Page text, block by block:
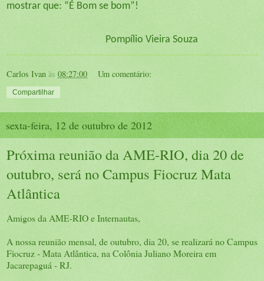
mostrar que: “É Bom se bom”!
Pompílio Vieira Souza
Carlos Ivan às 08:27:00 Um comentário:
Compartilhar
sexta-feira, 12 de outubro de 2012
Próxima reunião da AME-RIO, dia 20 de
outubro, será no Campus Fiocruz Mata
Atlântica
Amigos da AME-RIO e Internautas,
A nossa reunião mensal, de outubro, dia 20, se realizará no Campus
Fiocruz - Mata Atlântica, na Colônia Juliano Moreira em
Jacarepaguá - RJ.